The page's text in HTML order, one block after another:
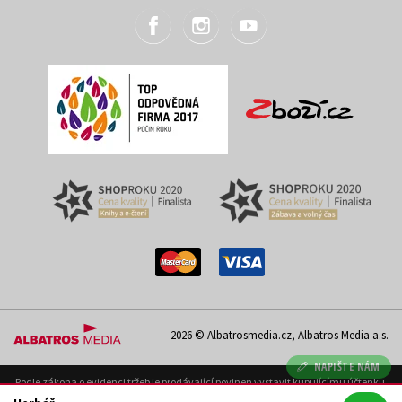
NAPIŠTE NÁM
2026 © Albatrosmedia.cz, Albatros Media a.s.
Podle zákona o evidenci tržeb je prodávající povinen vystavit kupujícímu účtenku.
Zároveň je povinen zaevidovat přijatou tržbu u správce daně on-line; v případě